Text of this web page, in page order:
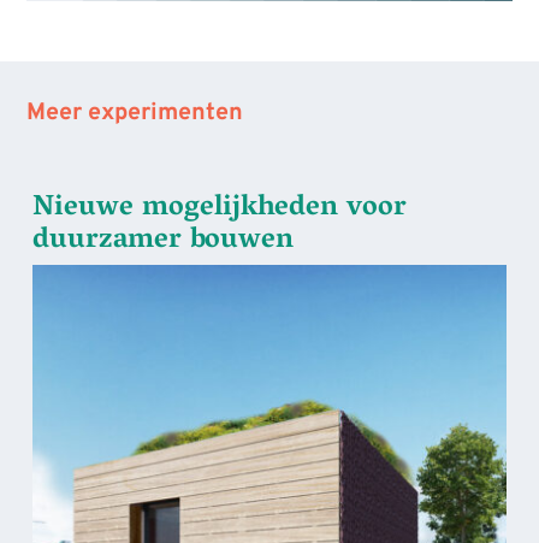
Meer experimenten
Nieuwe mogelijkheden voor
duurzamer bouwen